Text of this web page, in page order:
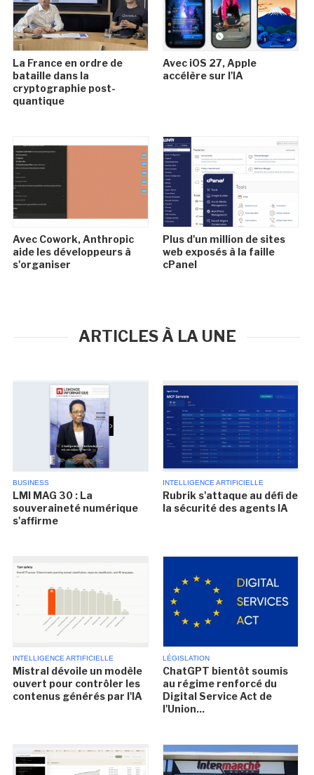
La France en ordre de
bataille dans la
cryptographie post-
quantique
Avec iOS 27, Apple
accélère sur l'IA
Avec Cowork, Anthropic
aide les développeurs à
s'organiser
Plus d'un million de sites
web exposés à la faille
cPanel
ARTICLES À LA UNE
BUSINESS
LMI MAG 30 : La
souveraineté numérique
s'affirme
INTELLIGENCE ARTIFICIELLE
Rubrik s'attaque au défi de
la sécurité des agents IA
INTELLIGENCE ARTIFICIELLE
Mistral dévoile un modèle
ouvert pour contrôler les
contenus générés par l'IA
LÉGISLATION
ChatGPT bientôt soumis
au régime renforcé du
Digital Service Act de
l'Union...